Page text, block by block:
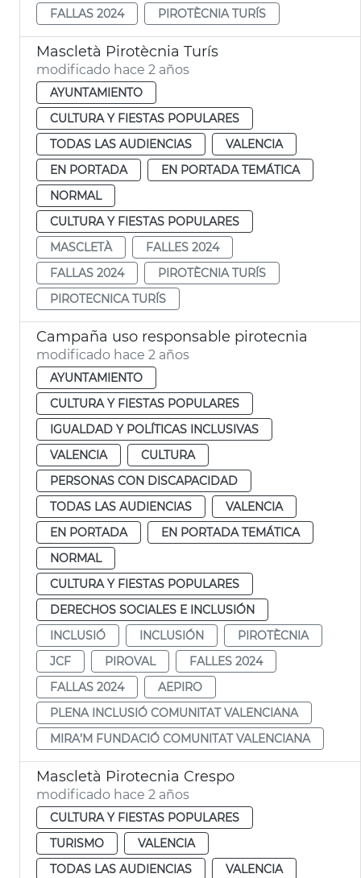
FALLAS 2024
PIROTÈCNIA TURÍS
Mascletà Pirotècnia Turís
modificado hace 2 años
AYUNTAMIENTO
CULTURA Y FIESTAS POPULARES
TODAS LAS AUDIENCIAS
VALENCIA
EN PORTADA
EN PORTADA TEMÁTICA
NORMAL
CULTURA Y FIESTAS POPULARES
MASCLETÀ
FALLES 2024
FALLAS 2024
PIROTÈCNIA TURÍS
PIROTECNICA TURÍS
Campaña uso responsable pirotecnia
modificado hace 2 años
AYUNTAMIENTO
CULTURA Y FIESTAS POPULARES
IGUALDAD Y POLÍTICAS INCLUSIVAS
VALENCIA
CULTURA
PERSONAS CON DISCAPACIDAD
TODAS LAS AUDIENCIAS
VALENCIA
EN PORTADA
EN PORTADA TEMÁTICA
NORMAL
CULTURA Y FIESTAS POPULARES
DERECHOS SOCIALES E INCLUSIÓN
INCLUSIÓ
INCLUSIÓN
PIROTÈCNIA
JCF
PIROVAL
FALLES 2024
FALLAS 2024
AEPIRO
PLENA INCLUSIÓ COMUNITAT VALENCIANA
MIRA’M FUNDACIÓ COMUNITAT VALENCIANA
Mascletà Pirotecnia Crespo
modificado hace 2 años
CULTURA Y FIESTAS POPULARES
TURISMO
VALENCIA
TODAS LAS AUDIENCIAS
VALENCIA